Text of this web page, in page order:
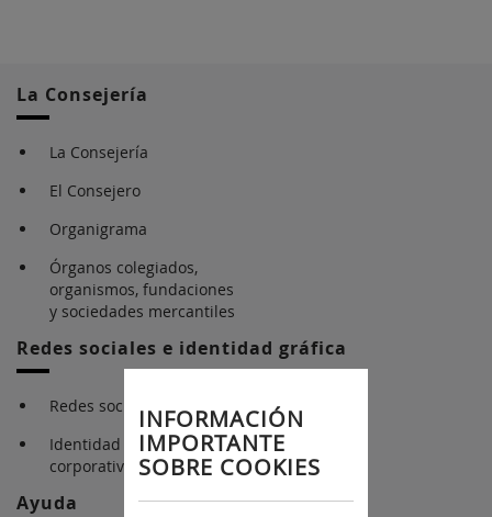
La Consejería
La Consejería
El Consejero
Organigrama
Órganos colegiados,
organismos, fundaciones
y sociedades mercantiles
Redes sociales e identidad gráfica
Redes sociales
Identidad gráfica
corporativa
Ayuda
INFORMACIÓN
IMPORTANTE
SOBRE COOKIES